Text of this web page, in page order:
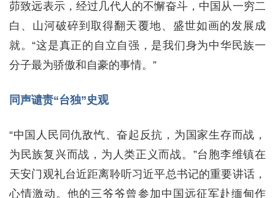
茆致远表示，经过几代人的不懈奋斗，中国从一穷二
白、山河破碎到取得翻天覆地、盛世如画的发展成
就。“这是真正的自立自强，是我们身为中华民族一
分子最为骄傲和自豪的事情。”
同声谴责“台独”史观
“中国人民同仇敌忾、奋起反抗，为国家生存而战，
为民族复兴而战，为人类正义而战。”台胞李维镇在
天安门观礼台近距离聆听习近平总书记的重要讲话，
心情激动。他的三爷爷曾参加中国远征军赴缅甸作